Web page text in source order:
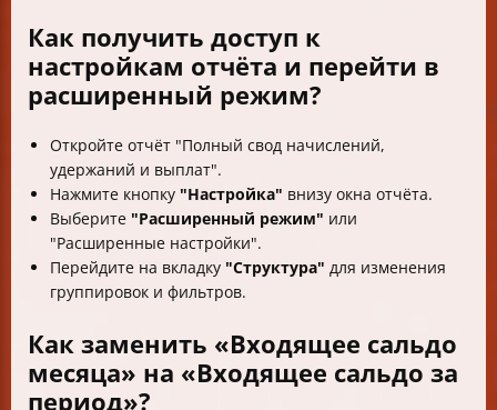
Как получить доступ к
настройкам отчёта и перейти в
расширенный режим?
Откройте отчёт "Полный свод начислений,
удержаний и выплат".
Нажмите кнопку "Настройка" внизу окна отчёта.
Выберите "Расширенный режим" или
"Расширенные настройки".
Перейдите на вкладку "Структура" для изменения
группировок и фильтров.
Как заменить «Входящее сальдо
месяца» на «Входящее сальдо за
период»?